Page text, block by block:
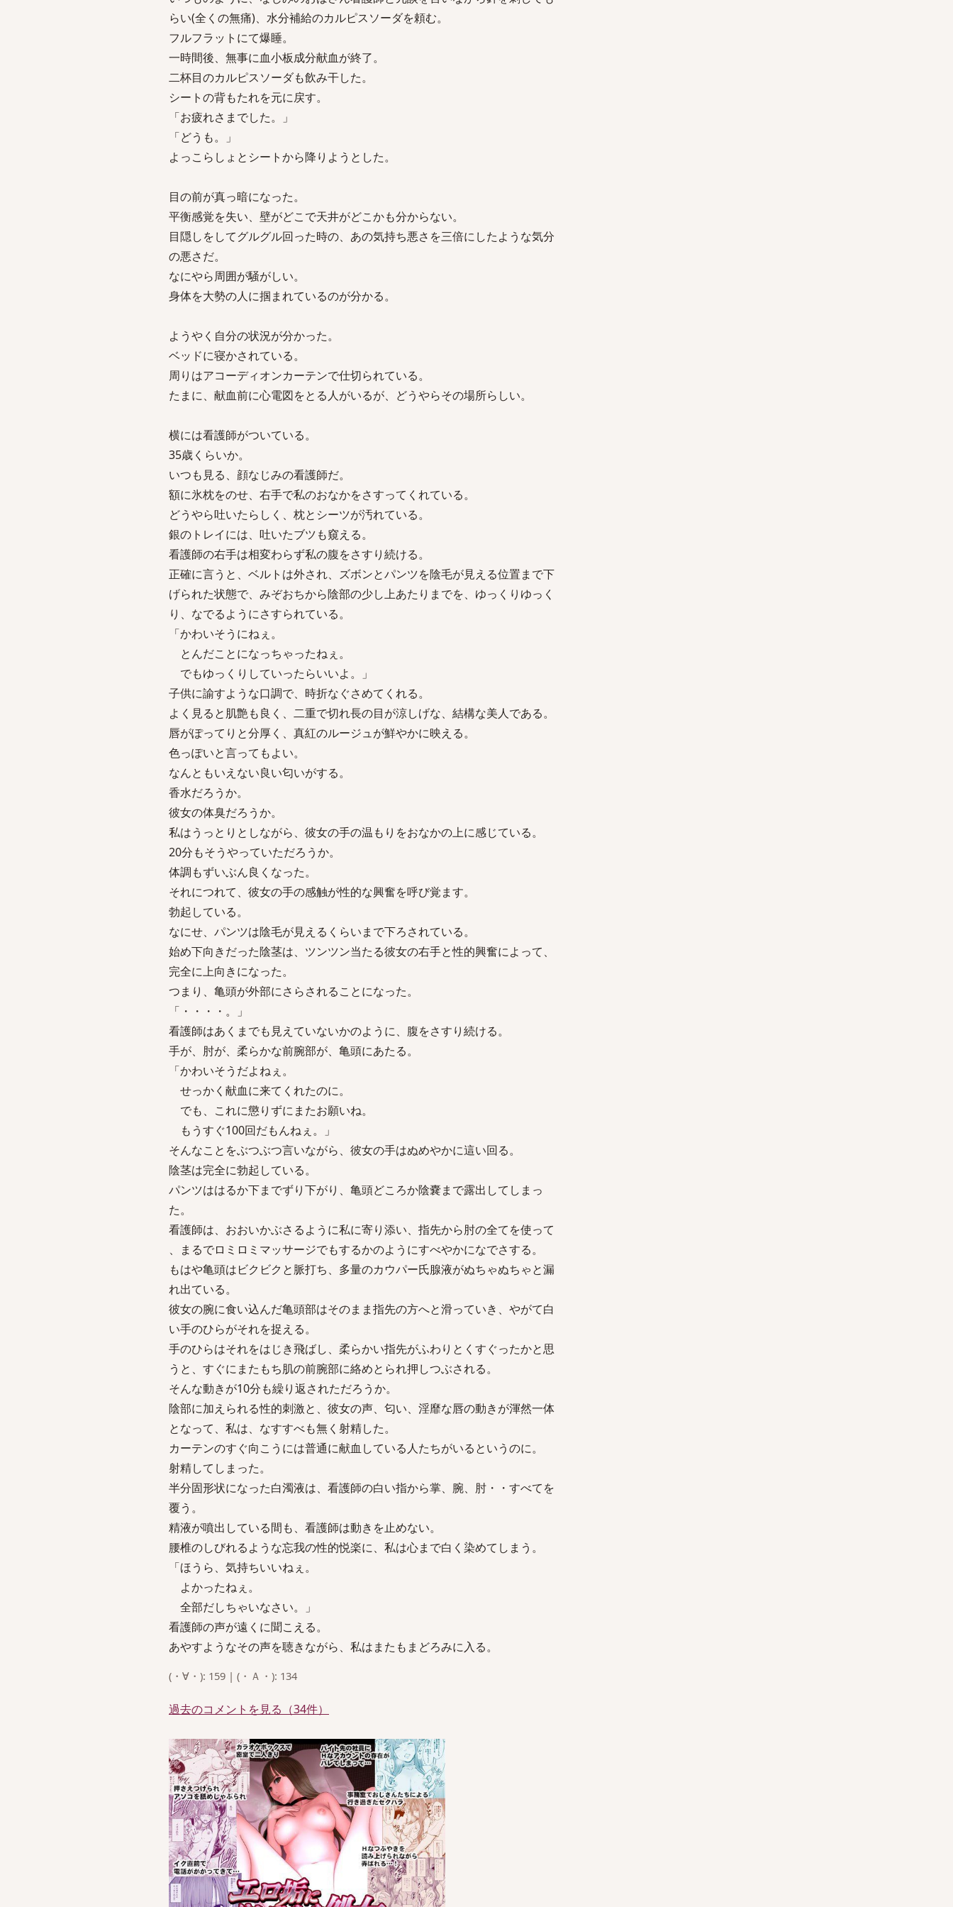
らい(全くの無痛)、水分補給のカルピスソーダを頼む。
フルフラットにて爆睡。
一時間後、無事に血小板成分献血が終了。
二杯目のカルピスソーダも飲み干した。
シートの背もたれを元に戻す。
「お疲れさまでした。」
「どうも。」
よっこらしょとシートから降りようとした。
目の前が真っ暗になった。
平衡感覚を失い、壁がどこで天井がどこかも分からない。
目隠しをしてグルグル回った時の、あの気持ち悪さを三倍にしたような気分
の悪さだ。
なにやら周囲が騒がしい。
身体を大勢の人に掴まれているのが分かる。
ようやく自分の状況が分かった。
ベッドに寝かされている。
周りはアコーディオンカーテンで仕切られている。
たまに、献血前に心電図をとる人がいるが、どうやらその場所らしい。
横には看護師がついている。
35歳くらいか。
いつも見る、顔なじみの看護師だ。
額に氷枕をのせ、右手で私のおなかをさすってくれている。
どうやら吐いたらしく、枕とシーツが汚れている。
銀のトレイには、吐いたブツも窺える。
看護師の右手は相変わらず私の腹をさすり続ける。
正確に言うと、ベルトは外され、ズボンとパンツを陰毛が見える位置まで下
げられた状態で、みぞおちから陰部の少し上あたりまでを、ゆっくりゆっく
り、なでるようにさすられている。
「かわいそうにねぇ。
とんだことになっちゃったねぇ。
でもゆっくりしていったらいいよ。」
子供に諭すような口調で、時折なぐさめてくれる。
よく見ると肌艶も良く、二重で切れ長の目が涼しげな、結構な美人である。
唇がぽってりと分厚く、真紅のルージュが鮮やかに映える。
色っぽいと言ってもよい。
なんともいえない良い匂いがする。
香水だろうか。
彼女の体臭だろうか。
私はうっとりとしながら、彼女の手の温もりをおなかの上に感じている。
20分もそうやっていただろうか。
体調もずいぶん良くなった。
それにつれて、彼女の手の感触が性的な興奮を呼び覚ます。
勃起している。
なにせ、パンツは陰毛が見えるくらいまで下ろされている。
始め下向きだった陰茎は、ツンツン当たる彼女の右手と性的興奮によって、
完全に上向きになった。
つまり、亀頭が外部にさらされることになった。
「・・・・。」
看護師はあくまでも見えていないかのように、腹をさすり続ける。
手が、肘が、柔らかな前腕部が、亀頭にあたる。
「かわいそうだよねぇ。
せっかく献血に来てくれたのに。
でも、これに懲りずにまたお願いね。
もうすぐ100回だもんねぇ。」
そんなことをぶつぶつ言いながら、彼女の手はぬめやかに這い回る。
陰茎は完全に勃起している。
パンツははるか下までずり下がり、亀頭どころか陰嚢まで露出してしまっ
た。
看護師は、おおいかぶさるように私に寄り添い、指先から肘の全てを使って
、まるでロミロミマッサージでもするかのようにすべやかになでさする。
もはや亀頭はビクビクと脈打ち、多量のカウパー氏腺液がぬちゃぬちゃと漏
れ出ている。
彼女の腕に食い込んだ亀頭部はそのまま指先の方へと滑っていき、やがて白
い手のひらがそれを捉える。
手のひらはそれをはじき飛ばし、柔らかい指先がふわりとくすぐったかと思
うと、すぐにまたもち肌の前腕部に絡めとられ押しつぶされる。
そんな動きが10分も繰り返されただろうか。
陰部に加えられる性的刺激と、彼女の声、匂い、淫靡な唇の動きが渾然一体
となって、私は、なすすべも無く射精した。
カーテンのすぐ向こうには普通に献血している人たちがいるというのに。
射精してしまった。
半分固形状になった白濁液は、看護師の白い指から掌、腕、肘・・すべてを
覆う。
精液が噴出している間も、看護師は動きを止めない。
腰椎のしびれるような忘我の性的悦楽に、私は心まで白く染めてしまう。
「ほうら、気持ちいいねぇ。
よかったねぇ。
全部だしちゃいなさい。」
看護師の声が遠くに聞こえる。
あやすようなその声を聴きながら、私はまたもまどろみに入る。
(・∀・): 159 | (・Ａ・): 134
過去のコメントを見る（34件）